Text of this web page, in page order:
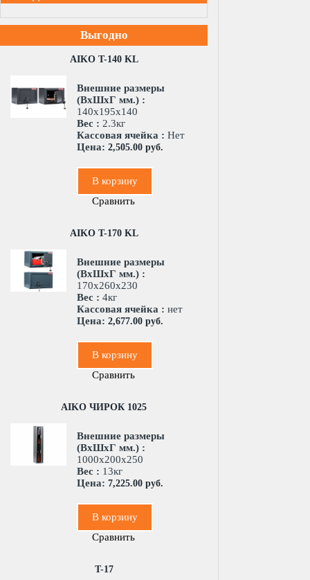
Выгодно
AIKO T-140 KL
Внешние размеры
(ВхШхГ мм.) :
140x195x140
Вес : 2.3кг
Кассовая ячейка : Нет
Цена: 2,505.00 руб.
В корзину
Сравнить
AIKO T-170 KL
Внешние размеры
(ВхШхГ мм.) :
170x260x230
Вес : 4кг
Кассовая ячейка : нет
Цена: 2,677.00 руб.
В корзину
Сравнить
AIKO ЧИРОК 1025
Внешние размеры
(ВхШхГ мм.) :
1000x200x250
Вес : 13кг
Цена: 7,225.00 руб.
В корзину
Сравнить
T-17